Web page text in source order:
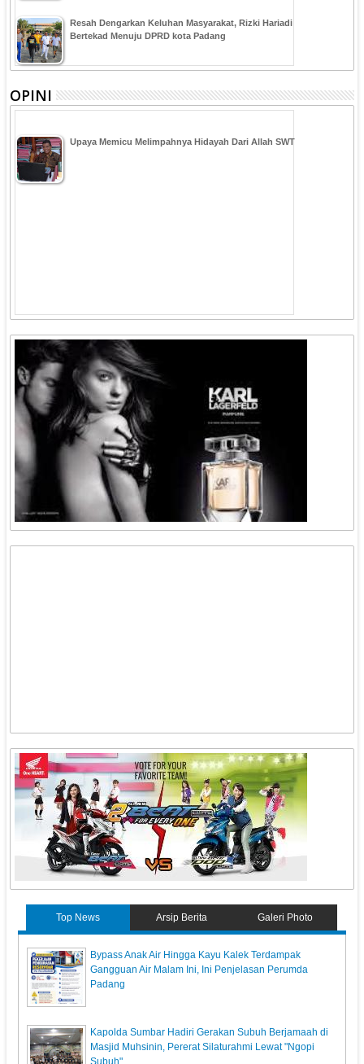
Resah Dengarkan Keluhan Masyarakat, Rizki Hariadi
Bertekad Menuju DPRD kota Padang
OPINI
Upaya Memicu Melimpahnya Hidayah Dari Allah SWT
Top News Arsip Berita Galeri Photo
Bypass Anak Air Hingga Kayu Kalek Terdampak
Gangguan Air Malam Ini, Ini Penjelasan Perumda
Padang
Kapolda Sumbar Hadiri Gerakan Subuh Berjamaah di
Masjid Muhsinin, Pererat Silaturahmi Lewat "Ngopi
Subuh"